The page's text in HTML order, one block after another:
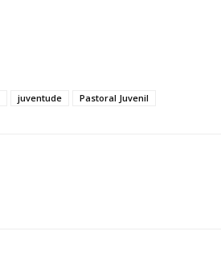
juventude Pastoral Juvenil